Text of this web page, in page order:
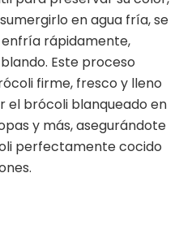
en agua fría, se
rápidamente,
Este proceso
firme, fresco y lleno
el brócoli blanqueado en
y más, asegurándote
perfectamente cocido